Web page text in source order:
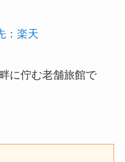
：楽天
に佇む老舗旅館で